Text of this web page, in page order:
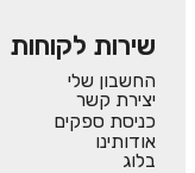
שירות לקוחות
החשבון שלי
יצירת קשר
כניסת ספקים
אודותינו
בלוג